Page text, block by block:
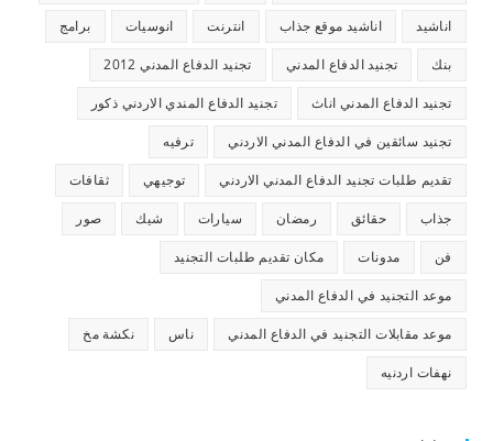
اناشيد اناشيد موقع جذاب انترنت انوسيات برامج
بنك تجنيد الدفاع المدني تجنيد الدفاع المدني 2012
تجنيد الدفاع المدني اناث تجنيد الدفاع المندي الاردني ذكور
تجنيد سائقين في الدفاع المدني الاردني ترفيه
تقديم طلبات تجنيد الدفاع المدني الاردني توجيهي ثقافات
جذاب حقائق رمضان سيارات شيك صور
فن مدونات مكان تقديم طلبات التجنيد
موعد التجنيد في الدفاع المدني
موعد مقابلات التجنيد في الدفاع المدني ناس نكشة مخ
نهفات اردنيه